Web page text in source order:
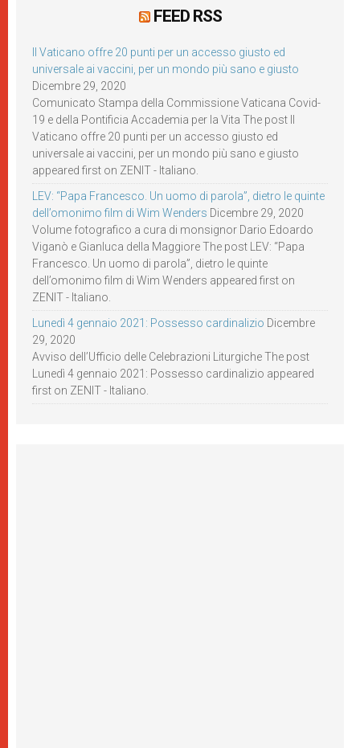
FEED RSS
Il Vaticano offre 20 punti per un accesso giusto ed
universale ai vaccini, per un mondo più sano e giusto
Dicembre 29, 2020
Comunicato Stampa della Commissione Vaticana Covid-
19 e della Pontificia Accademia per la Vita The post Il
Vaticano offre 20 punti per un accesso giusto ed
universale ai vaccini, per un mondo più sano e giusto
appeared first on ZENIT - Italiano.
LEV: “Papa Francesco. Un uomo di parola”, dietro le quinte
dell’omonimo film di Wim Wenders Dicembre 29, 2020
Volume fotografico a cura di monsignor Dario Edoardo
Viganò e Gianluca della Maggiore The post LEV: “Papa
Francesco. Un uomo di parola”, dietro le quinte
dell’omonimo film di Wim Wenders appeared first on
ZENIT - Italiano.
Lunedì 4 gennaio 2021: Possesso cardinalizio Dicembre
29, 2020
Avviso dell’Ufficio delle Celebrazioni Liturgiche The post
Lunedì 4 gennaio 2021: Possesso cardinalizio appeared
first on ZENIT - Italiano.